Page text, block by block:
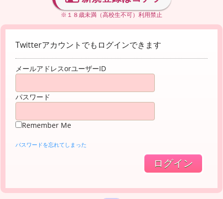
※１８歳未満（高校生不可）利用禁止
Twitterアカウントでもログインできます
メールアドレスorユーザーID
パスワード
Remember Me
パスワードを忘れてしまった